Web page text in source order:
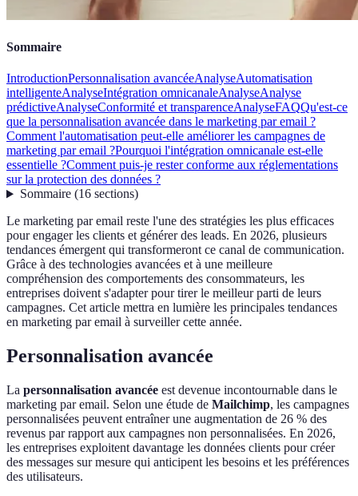
Sommaire
IntroductionPersonnalisation avancéeAnalyseAutomatisation
intelligenteAnalyseIntégration omnicanaleAnalyseAnalyse
prédictiveAnalyseConformité et transparenceAnalyseFAQQu'est-ce
que la personnalisation avancée dans le marketing par email ?
Comment l'automatisation peut-elle améliorer les campagnes de
marketing par email ?Pourquoi l'intégration omnicanale est-elle
essentielle ?Comment puis-je rester conforme aux réglementations
sur la protection des données ?
Sommaire(16 sections)
Le marketing par email reste l'une des stratégies les plus efficaces
pour engager les clients et générer des leads. En 2026, plusieurs
tendances émergent qui transformeront ce canal de communication.
Grâce à des technologies avancées et à une meilleure
compréhension des comportements des consommateurs, les
entreprises doivent s'adapter pour tirer le meilleur parti de leurs
campagnes. Cet article mettra en lumière les principales tendances
en marketing par email à surveiller cette année.
Personnalisation avancée
La personnalisation avancée est devenue incontournable dans le
marketing par email. Selon une étude de Mailchimp, les campagnes
personnalisées peuvent entraîner une augmentation de 26 % des
revenus par rapport aux campagnes non personnalisées. En 2026,
les entreprises exploitent davantage les données clients pour créer
des messages sur mesure qui anticipent les besoins et les préférences
des utilisateurs.